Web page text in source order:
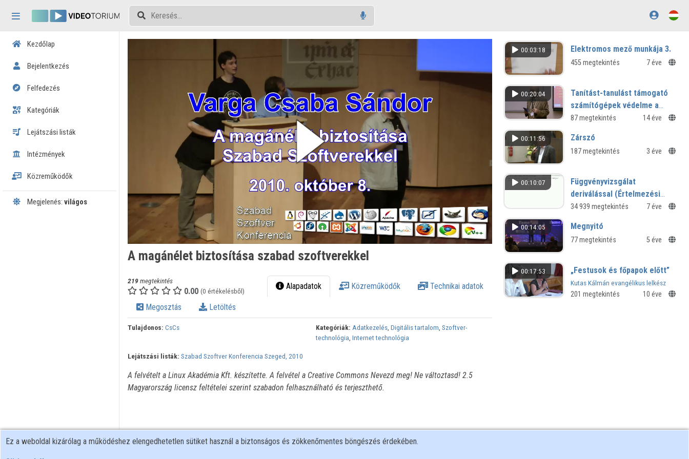
Tartalom kihagyása
Kezdőlap
Bejelentkezés
Felfedezés
Kategóriák
Lejátszási listák
Intézmények
Közreműködők
Megjelenés: világos
A magánélet biztosítása szabad szoftverekkel
219megtekintés
0.00 (0 értékelésből) Alapadatok Közreműködők Technikai adatok
Megosztás Letöltés
Tulajdonos: CsCs Kategóriák: Adatkezelés,Digitális tartalom,Szoftver-
technológia,Internet technológia
Lejátszási listák: Szabad Szoftver Konferencia Szeged, 2010
A felvételt a Linux Akadémia Kft. készítette. A felvétel a Creative Commons Nevezd meg! Ne változtasd! 2.5
Magyarország licensz feltételei szerint szabadon felhasználható és terjeszthető.
00:03:18 Elektromos mező munkája 3.
455 megtekintés 7 éve
00:20:04
Tanítást-tanulást támogató
számítógépek védelme a
gyakorlatban
87 megtekintés 14 éve
00:11:56 Zárszó
187 megtekintés 3 éve
00:10:07
Függvényvizsgálat
deriválással (Értelmezési
tartomány, monotonitás és
34 939 megtekintés 7 éve
00:14:05 Megnyitó
77 megtekintés 5 éve
00:17:53 „Festusok és főpapok előtt”
Kutas Kálmán evangélikus lelkész
kihallgatásának története – saját
201 megtekintés 10 éve
Ez a weboldal kizárólag a működéshez elengedhetetlen sütiket használ a biztonságos és zökkenőmentes böngészés érdekében.